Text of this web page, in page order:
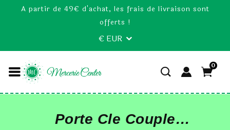
A partir de 49€ d'achat, les frais de livraison sont
offerts !
€ EUR
0
Porte Cle Couple